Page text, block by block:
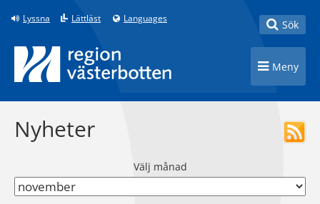
Till innehåll på sidan
Lyssna Lättläst Languages Toggle
Sök
Toggle
Meny
Nyheter
Välj månad